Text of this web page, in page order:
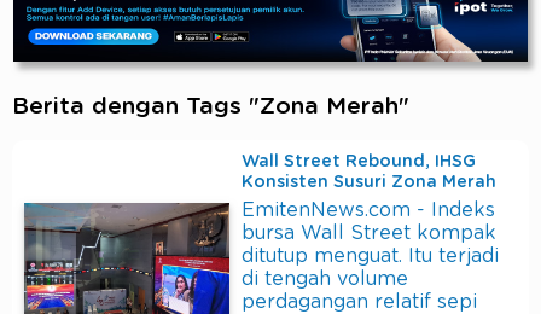
Berita dengan Tags "Zona Merah"
Wall Street Rebound, IHSG
Konsisten Susuri Zona Merah
EmitenNews.com - Indeks
bursa Wall Street kompak
ditutup menguat. Itu terjadi
di tengah volume
perdagangan relatif sepi